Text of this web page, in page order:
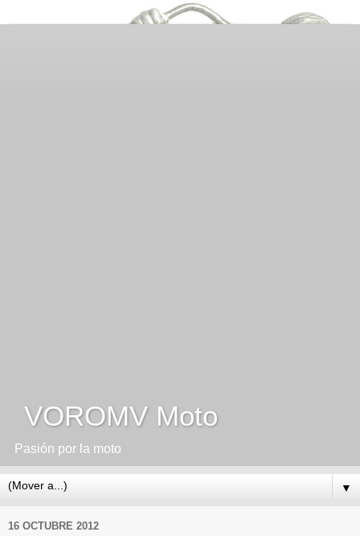
VOROMV Moto
Pasión por la moto
▼
16 OCTUBRE 2012